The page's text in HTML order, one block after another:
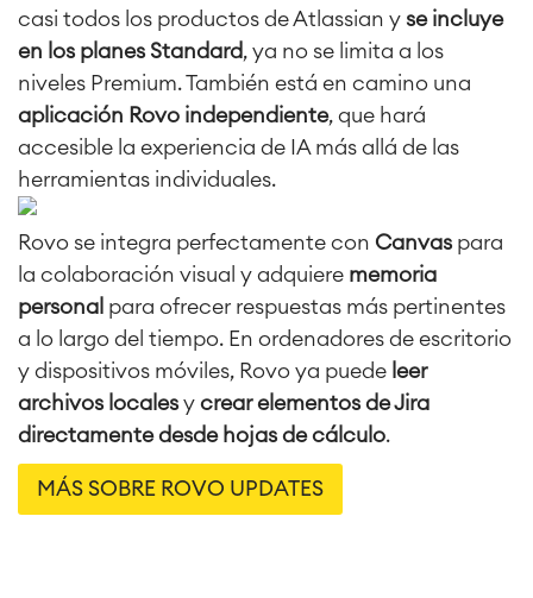
casi todos los productos de Atlassian y se incluye
en los planes Standard, ya no se limita a los
niveles Premium. También está en camino una
aplicación Rovo independiente, que hará
accesible la experiencia de IA más allá de las
herramientas individuales.
Rovo se integra perfectamente con Canvas para
la colaboración visual y adquiere memoria
personal para ofrecer respuestas más pertinentes
a lo largo del tiempo. En ordenadores de escritorio
y dispositivos móviles, Rovo ya puede leer
archivos locales y crear elementos de Jira
directamente desde hojas de cálculo.
MÁS SOBRE ROVO UPDATES